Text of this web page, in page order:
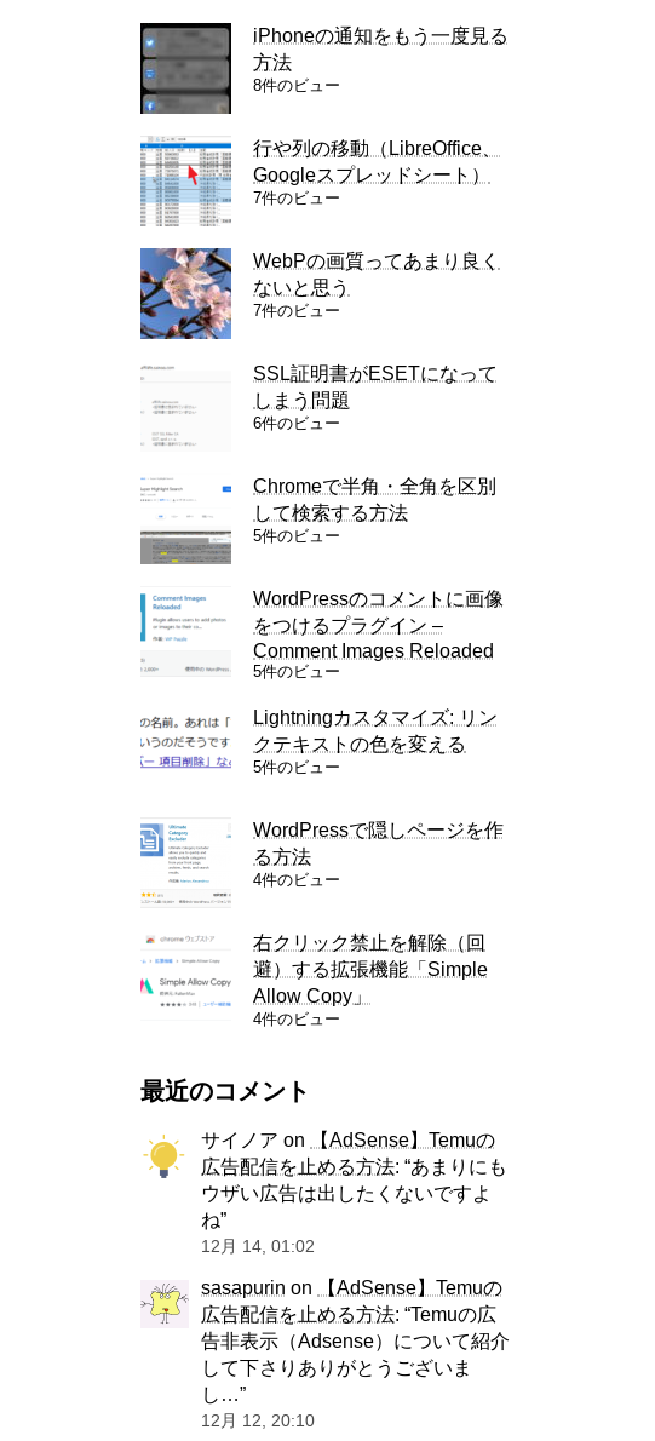
iPhoneの通知をもう一度見る
方法
8件のビュー
行や列の移動（LibreOffice、
Googleスプレッドシート）
7件のビュー
WebPの画質ってあまり良く
ないと思う
7件のビュー
SSL証明書がESETになって
しまう問題
6件のビュー
Chromeで半角・全角を区別
して検索する方法
5件のビュー
WordPressのコメントに画像
をつけるプラグイン –
Comment Images Reloaded
5件のビュー
Lightningカスタマイズ: リン
クテキストの色を変える
5件のビュー
WordPressで隠しページを作
る方法
4件のビュー
右クリック禁止を解除（回
避）する拡張機能「Simple
Allow Copy」
4件のビュー
最近のコメント
サイノア on
【AdSense】Temuの
広告配信を止める方法: “あまりにも
ウザい広告は出したくないですよ
ね”
12月 14, 01:02
sasapurin on
【AdSense】Temuの
広告配信を止める方法: “Temuの広
告非表示（Adsense）について紹介
して下さりありがとうございま
し…”
12月 12, 20:10